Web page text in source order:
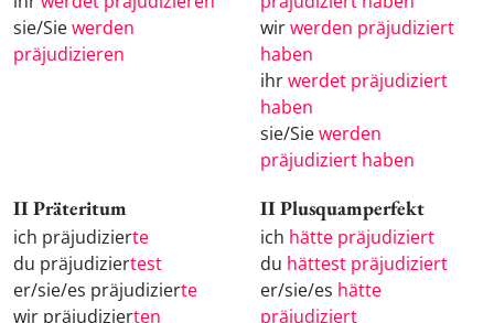
sie/Siewerden
präjudizieren
wirwerden präjudiziert
haben
ihrwerdet präjudiziert
haben
sie/Siewerden
präjudiziert haben
II Präteritum
ich präjudizierte
du präjudiziertest
er/sie/es präjudizierte
wir präjudizierten
II Plusquamperfekt
ich hätte präjudiziert
du hättest präjudiziert
er/sie/es hätte
präjudiziert